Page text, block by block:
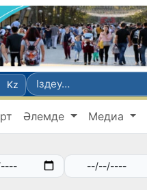
Kz
Әлемде Медиа